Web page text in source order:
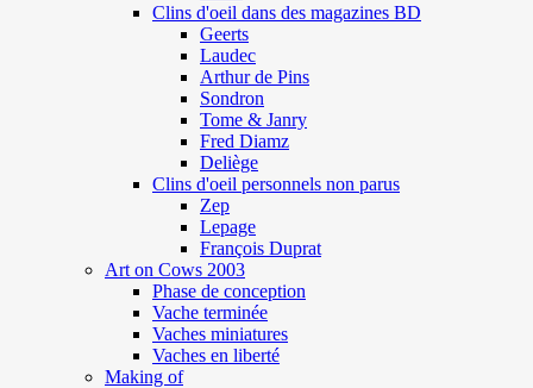
Clins d'oeil dans des magazines BD
Geerts
Laudec
Arthur de Pins
Sondron
Tome & Janry
Fred Diamz
Deliège
Clins d'oeil personnels non parus
Zep
Lepage
François Duprat
Art on Cows 2003
Phase de conception
Vache terminée
Vaches miniatures
Vaches en liberté
Making of